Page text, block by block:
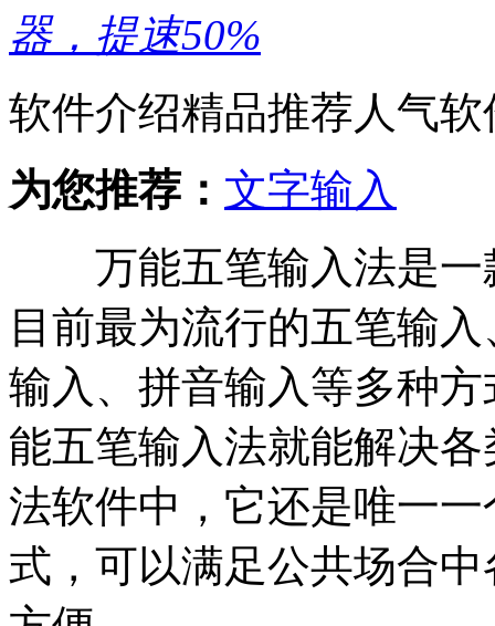
器，提速50%
软件介绍精品推荐人气软
为您推荐： 文字输入
万能五笔输入法是一
目前最为流行的五笔输
输入、拼音输入等多种
能五笔输入法就能解决
法软件中，它还是唯一
式，可以满足公共场合